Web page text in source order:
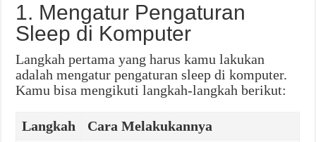
1. Mengatur Pengaturan
Sleep di Komputer
Langkah pertama yang harus kamu lakukan
adalah mengatur pengaturan sleep di komputer.
Kamu bisa mengikuti langkah-langkah berikut:
Langkah
Cara Melakukannya